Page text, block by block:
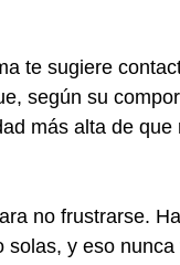
te sugiere
según su
más alta de
no frustrarse.
solas, y eso